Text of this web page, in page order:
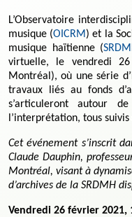
L’Observatoire
musique (OICRM) et la
musique haïtienne (
virtuelle, le vendredi
Montréal), où une série
travaux liés au fonds
s’articuleront autour
l’interprétation, tous
Cet événement s’inscrit
Claude Dauphin,
Montréal, visant à
d’archives de la SRDMH
Vendredi 26 février 2021,